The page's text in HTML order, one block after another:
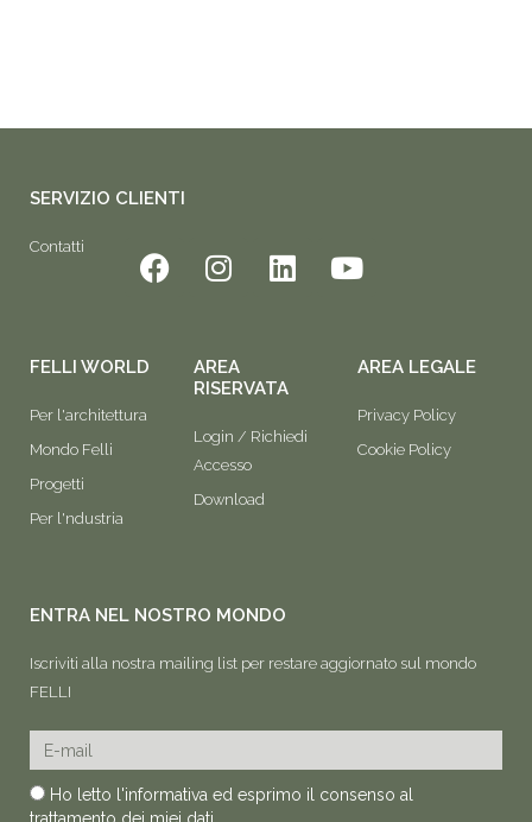
SERVIZIO CLIENTI
Contatti
F
a
I
n
a
g
r
a
m
L
i
d
i
Y
o
u
e
FELLI WORLD
Per l'architettura
Mondo Felli
Progetti
Per l'ndustria
AREA
RISERVATA
Login / Richiedi
Accesso
Download
AREA LEGALE
Privacy Policy
Cookie Policy
ENTRA NEL NOSTRO MONDO
Iscriviti alla nostra mailing list per restare aggiornato sul mondo
FELLI
E-mail
Ho letto l'informativa ed esprimo il consenso al